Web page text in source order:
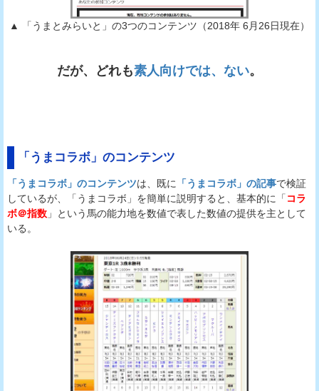
▲ 「うまとみらいと」の3つのコンテンツ（2018年 6月26日現在）
だが、どれも素人向けでは、ない。
「うまコラボ」のコンテンツ
「うまコラボ」のコンテンツは、既に 「うまコラボ」の記事で検証
しているが、「うまコラボ」を簡単に説明すると、基本的に「 コラ
ボ＠指数 」という馬の能力地を数値で表した数値の提供を主として
いる。